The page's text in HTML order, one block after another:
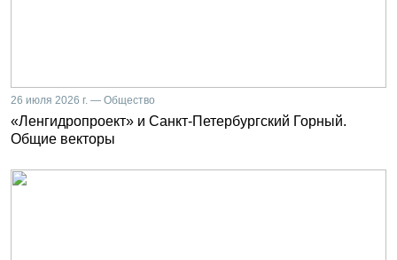
26 июля 2026 г. — Общество
«Ленгидропроект» и Санкт-Петербургский Горный.
Общие векторы